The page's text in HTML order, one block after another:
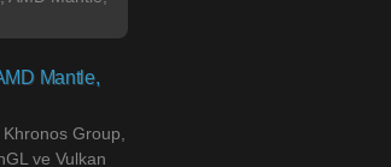
Mantle,
Group,
ve Vulkan